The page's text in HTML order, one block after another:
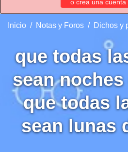
o crea una cuenta
Inicio Notas y Foros Dichos y
que todas
sean
que todas
sean lunas